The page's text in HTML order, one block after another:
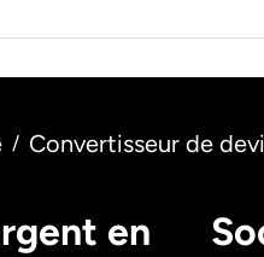
/ Convertisseur de
en